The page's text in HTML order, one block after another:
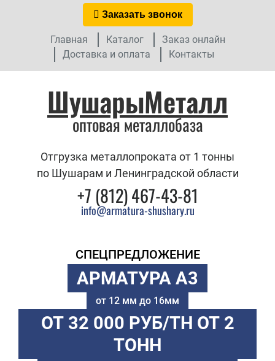
Заказать звонок
Главная Каталог
Заказ онлайн
Доставка и оплата
Контакты
ШушарыМеталл
оптовая металлобаза
Отгрузка металлопроката от 1 тонны
по Шушарам и Ленинградской области
+7 (812) 467-43-81
info@armatura-shushary.ru
СПЕЦПРЕДЛОЖЕНИЕ
АРМАТУРА А3
от 12 мм до 16мм
ОТ 32 000 РУБ/ТН ОТ 2
ТОНН